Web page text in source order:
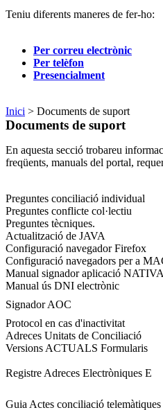
Teniu diferents maneres de fer-ho:
Per correu electrònic
Per telèfon
Presencialment
Inici > Documents de suport
Documents de suport
En aquesta secció trobareu
freqüents, manuals del portal,
Preguntes conciliació individual
Preguntes conflicte col·lectiu
Preguntes tècniques.
Actualització de JAVA
Configuració navegador Firefox
Configuració navegadors per a
Manual signador aplicació NATIVA
Manual ús DNI electrònic
Signador AOC
Protocol en cas d'inactivitat
Adreces Unitats de Conciliació
Versions ACTUALS Formularis
Registre Adreces Electròniques E
Guia Actes conciliació telemàtiques